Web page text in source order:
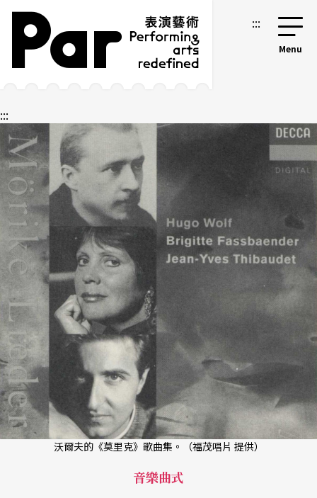
跳到主要內容區塊
網站導覽 :::
:::
沃爾夫的《莫里克》歌曲集。（福茂唱片 提供）
音樂曲式